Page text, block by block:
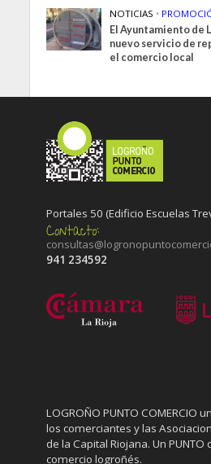
NOTICIAS •
El Ayuntamiento de
nuevo servicio de
el comercio local
Portales 50 (Edificio Escuelas
941 234592
LOGROÑO PUNTO COMERCIO
los comerciantes y las
de la Capital Riojana. Un
comercio logroñés.